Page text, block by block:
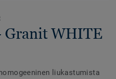
Granit WHITE
liukastumista